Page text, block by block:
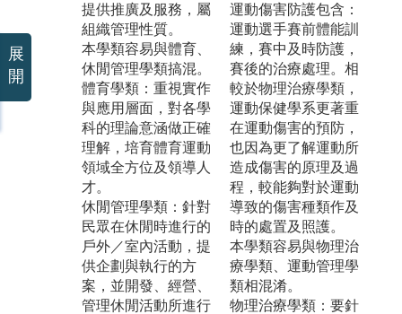
提供推廣及服務，屬
組織管理性質。
本學類容易與體育、
休閒管理學類搞混。
體育學類：重視實作
與應用層面，對各學
科的理論意涵做正確
理解，培育體育運動
領域全方位及領導人
才。
休閒管理學類：針對
民眾在休閒時進行的
戶外／室內活動，提
供企劃與執行的方
案，並開發、經營、
管理休閒活動所進行
運動傷害防護包含：
運動選手賽前體能訓
練，賽中及時防護，
賽後的治療處理。相
較於物理治療學類，
運動保健學系更著重
在運動傷害的預防，
也因為更了解運動所
造成傷害的原理及過
程，較能夠對於運動
導致的傷害種類作及
時的處置及照護。
本學類容易與物理治
療學類、運動管理學
類相混淆。
物理治療學類：要針
展
開